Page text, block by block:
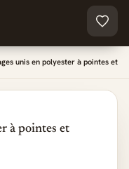
unis en polyester à pointes et
à pointes et